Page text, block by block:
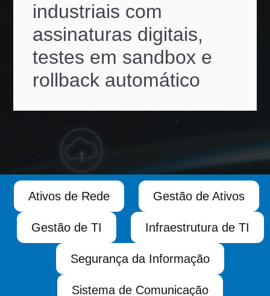
industriais com
assinaturas digitais,
testes em sandbox e
rollback automático
Ativos de Rede Gestão de Ativos
Gestão de TI Infraestrutura de TI
Segurança da Informação
Sistema de Comunicação